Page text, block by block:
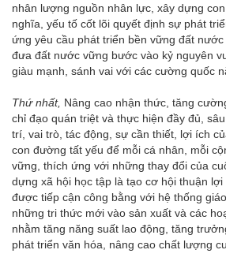
nhân lượng nguồn nhân lực, xây dựng
nghĩa, yếu tố cốt lõi quyết định sự phát
ứng yêu cầu phát triển bền vững đất
đưa đất nước vững bước vào kỷ nguyên
giàu mạnh, sánh vai với các cường quốc
Thứ nhất, Nâng cao nhận thức, tăng
chỉ đạo quán triệt và thực hiện đầy đủ,
trí, vai trò, tác động, sự cần thiết, lợi ích
con đường tất yếu để mỗi cá nhân, mỗi
vững, thích ứng với những thay đổi của
dựng xã hội học tập là tạo cơ hội thuận
được tiếp cận công bằng với hệ thống
những tri thức mới vào sản xuất và các
nhằm tăng năng suất lao động, tăng
phát triển văn hóa, nâng cao chất lượng